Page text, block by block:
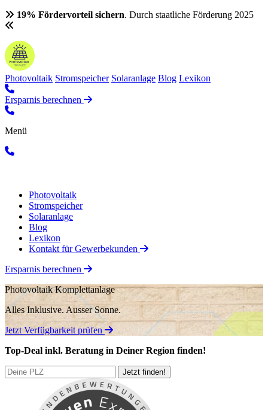
19% Fördervorteil sichern. Durch staatliche Förderung 2025
Photovoltaik Stromspeicher Solaranlage Blog Lexikon
Ersparnis berechnen
Menü
Photovoltaik
Stromspeicher
Solaranlage
Blog
Lexikon
Kontakt für Gewerbekunden
Ersparnis berechnen
Photovoltaik Komplettanlage
Alles Inklusive. Ausser Sonne.
Jetzt Verfügbarkeit prüfen
Top-Deal inkl. Beratung in Deiner Region finden!